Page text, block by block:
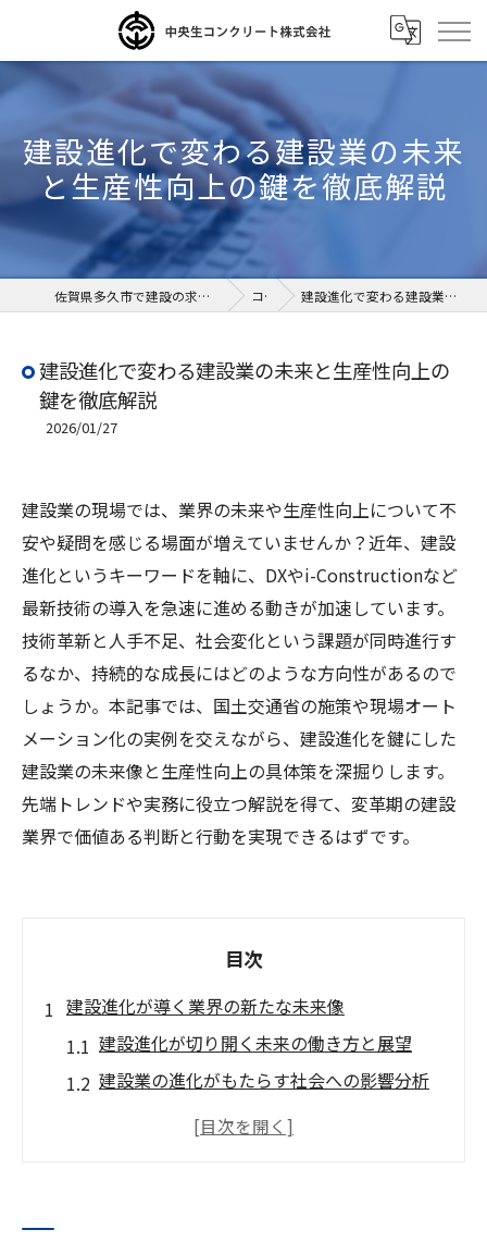
建設進化で変わる建設業の未来
と生産性向上の鍵を徹底解説
佐賀県多久市で建設の求人なら中央生コンクリート株式会社 コラム 建設進化で変わる建設業の未来と生産性向上の鍵を徹底解説
建設進化で変わる建設業の未来と生産性向上の
鍵を徹底解説
2026/01/27
建設業の現場では、業界の未来や生産性向上について不
安や疑問を感じる場面が増えていませんか？近年、建設
進化というキーワードを軸に、DXやi-Constructionなど
最新技術の導入を急速に進める動きが加速しています。
技術革新と人手不足、社会変化という課題が同時進行す
るなか、持続的な成長にはどのような方向性があるので
しょうか。本記事では、国土交通省の施策や現場オート
メーション化の実例を交えながら、建設進化を鍵にした
建設業の未来像と生産性向上の具体策を深掘りします。
先端トレンドや実務に役立つ解説を得て、変革期の建設
業界で価値ある判断と行動を実現できるはずです。
目次
建設進化が導く業界の新たな未来像
建設進化が切り開く未来の働き方と展望
建設業の進化がもたらす社会への影響分析
建設進化と建築技術トレンドの最前線解説